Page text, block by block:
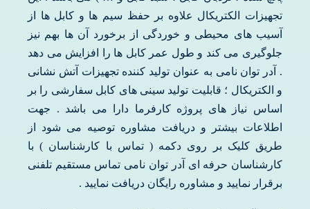
تجهیزات الکتریکال علاوه بر حفظ سیم ها و کابل ها از
آسیب های محیطی و خوردگی از برخورد آن ها بهم نیز
جلوگیری می کند و طول عمر کابل ها را افزایش می دهد
. آدر توان نامی به عنوان تولید کننده تجهیزات آتش نشانی
و الکتریکال ؛ قابلیت تولید سینی های کابل سفارشی را بر
اساس نیاز های پروژه کارفرما دارا می باشد . جهت
اطلاعات بیشتر و دریافت مشاوره توصیه می شود از
طریق کلیک بر روی دکمه ( تماس با کارشناسان ) با
کارشناسان حرفه ای آدر توان نامی تماس مستقیم تلفنی
برقرار نمایید و مشاوره رایگان دریافت نمایید .